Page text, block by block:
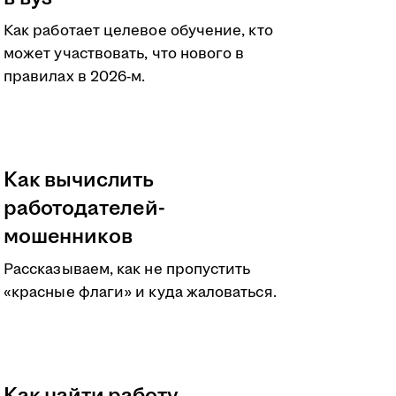
Как работает целевое обучение, кто
может участвовать, что нового в
правилах в 2026-м.
Как вычислить
работодателей-
мошенников
Рассказываем, как не пропустить
«красные флаги» и куда жаловаться.